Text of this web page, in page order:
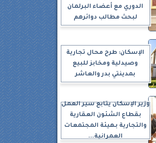
الدوري مع أعضاء البرلمان
لبحث مطالب دوائرهم
الإسكان: طرح محال تجارية
وصيدلية ومخابز للبيع
بمدينتي بدر والعاشر
وزير الإسكان يتابع سير العمل
بقطاع الشئون العقارية
والتجارية بهيئة المجتمعات
العمرانية...